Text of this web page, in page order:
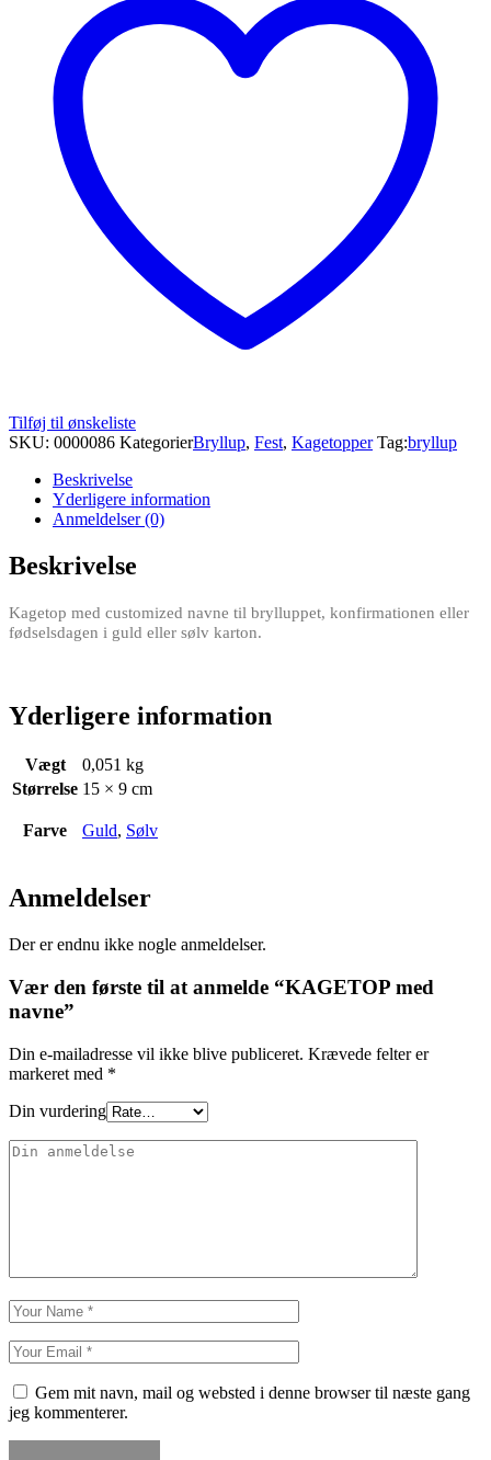
Tilføj til ønskeliste
SKU: 0000086 KategorierBryllup, Fest, Kagetopper Tag:bryllup
Beskrivelse
Yderligere information
Anmeldelser (0)
Beskrivelse
Kagetop med customized navne til brylluppet, konfirmationen eller
fødselsdagen i guld eller sølv karton.
Yderligere information
Vægt
0,051 kg
Størrelse 15 × 9 cm
Farve Guld, Sølv
Anmeldelser
Der er endnu ikke nogle anmeldelser.
Vær den første til at anmelde “KAGETOP med
navne”
Din e-mailadresse vil ikke blive publiceret. Krævede felter er
markeret med *
Din vurdering
Gem mit navn, mail og websted i denne browser til næste gang
jeg kommenterer.